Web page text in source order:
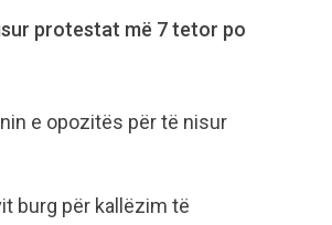
protestat më 7 tetor po
e opozitës për të nisur
burg për kallëzim të